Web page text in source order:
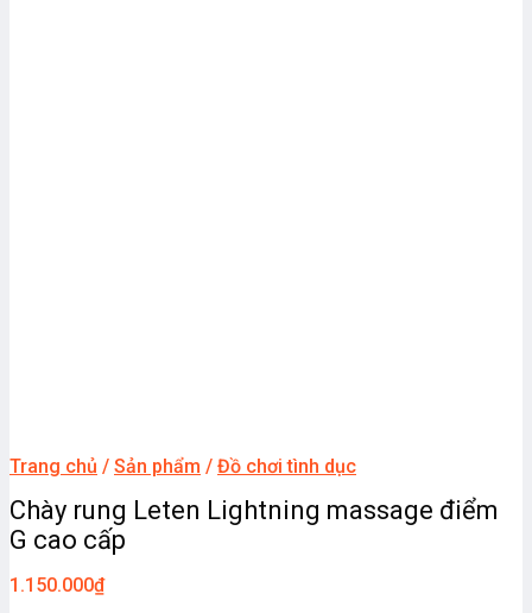
Trang chủ / Sản phẩm / Đồ chơi tình dục
Chày rung Leten Lightning massage điểm
G cao cấp
1.150.000₫